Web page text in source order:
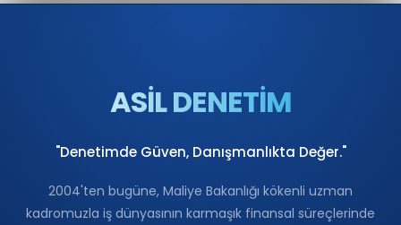
ASİL DENETİM
"Denetimde Güven, Danışmanlıkta Değer."
2004'ten bugüne, Maliye Bakanlığı kökenli uzman
kadromuzla iş dünyasının karmaşık finansal süreçlerinde